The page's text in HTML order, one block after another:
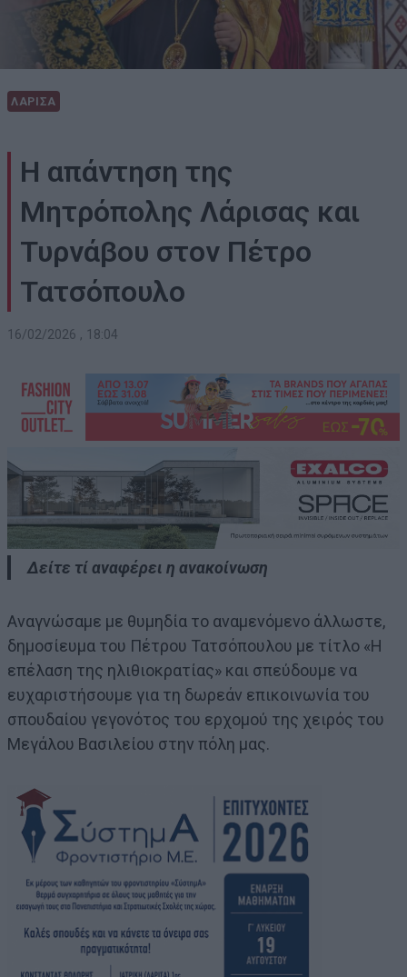
ΛΑΡΙΣΑ
Η απάντηση της
Μητρόπολης Λάρισας και
Τυρνάβου στον Πέτρο
Τατσόπουλο
16/02/2026 , 18:04
Δείτε τί αναφέρει η ανακοίνωση
Αναγνώσαμε με θυμηδία το αναμενόμενο άλλωστε,
δημοσίευμα του Πέτρου Τατσόπουλου με τίτλο «Η
επέλαση της ηλιθιοκρατίας» και σπεύδουμε να
ευχαριστήσουμε για τη δωρεάν επικοινωνία του
σπουδαίου γεγονότος του ερχομού της χειρός του
Μεγάλου Βασιλείου στην πόλη μας.